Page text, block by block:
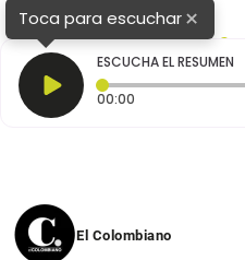
Toca para escuchar×
ESCUCHA EL RESUMEN
00:00 Tiempo
El Colombiano